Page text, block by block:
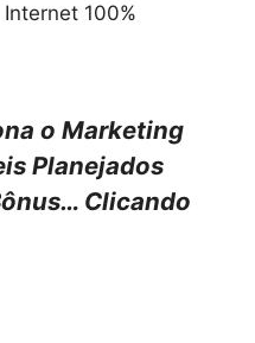
100%
o Marketing
Planejados
Clicando